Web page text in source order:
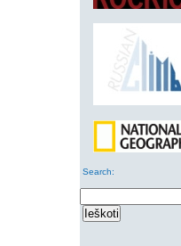
Search: